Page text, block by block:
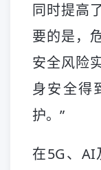
同时提高
要的是，
安全风险
身安全得
护。”
在5G、